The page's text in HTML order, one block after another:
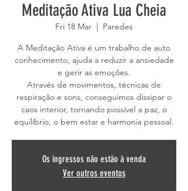
Meditação Ativa Lua Cheia
Fri 18 Mar
  |
Paredes
A Meditação Ativa é um trabalho de auto
conhecimento, ajuda a reduzir a ansiedade
e gerir as emoções.
Através de movimentos, técnicas de
respiração e sons, conseguimos dissipar o
caos interior, tornando possível a paz, o
equilíbrio, o bem estar e harmonia pessoal.
Os ingressos não estão à venda
Ver outros eventos